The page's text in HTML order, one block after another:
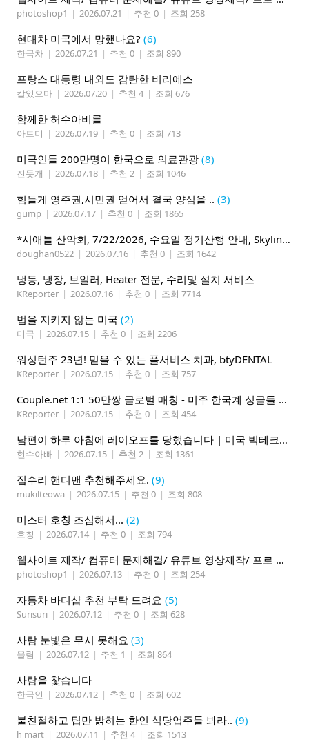
photoshop1 | 2026.07.21 | 추천 0 | 조회 258
현대차 미국에서 망했나요? (6)
한국차 | 2026.07.21 | 추천 0 | 조회 890
프랑스 대통령 내외도 감탄한 비리에스
칼있으마 | 2026.07.20 | 추천 4 | 조회 676
함께한 허수아비를
아트미 | 2026.07.19 | 추천 0 | 조회 713
미국인들 200만명이 한국으로 의료관광 (8)
진돗개 | 2026.07.18 | 추천 2 | 조회 1046
힘들게 영주권,시민권 얻어서 결국 양심을 .. (3)
gump | 2026.07.17 | 추천 0 | 조회 1865
*시애틀 산악회, 7/22/2026, 수요일 정기산행 안내, Skyline Trail Loop(Mt. Rainier)*
doughan0522 | 2026.07.16 | 추천 0 | 조회 1642
냉동, 냉장, 보일러, Heater 전문, 수리및 설치 서비스
KReporter | 2026.07.16 | 추천 0 | 조회 7714
법을 지키지 않는 미국 (2)
미국 | 2026.07.15 | 추천 0 | 조회 2206
워싱턴주 23년! 믿을 수 있는 풀서비스 치과, btyDENTAL
KReporter | 2026.07.15 | 추천 0 | 조회 757
Couple.net 1:1 50만쌍 글로벌 매칭 - 미주 한국계 싱글들 모이세요
KReporter | 2026.07.15 | 추천 0 | 조회 454
남편이 하루 아침에 레이오프를 당했습니다 | 미국 빅테크의 현실
현수아빠 | 2026.07.15 | 추천 2 | 조회 1361
집수리 핸디맨 추천해주세요. (9)
mukilteowa | 2026.07.15 | 추천 0 | 조회 808
미스터 호칭 조심해서... (2)
호칭 | 2026.07.14 | 추천 0 | 조회 794
웹사이트 제작/ 컴퓨터 문제해결/ 유튜브 영상제작/ 프로 사진촬영
photoshop1 | 2026.07.13 | 추천 0 | 조회 254
자동차 바디샵 추천 부탁 드려요 (5)
Surisuri | 2026.07.12 | 추천 0 | 조회 628
사람 눈빛은 무시 못해요 (3)
올림 | 2026.07.12 | 추천 1 | 조회 864
사람을 찿습니다
한국인 | 2026.07.12 | 추천 0 | 조회 602
불친절하고 팁만 밝히는 한인 식당업주들 봐라.. (9)
h mart | 2026.07.11 | 추천 4 | 조회 1513